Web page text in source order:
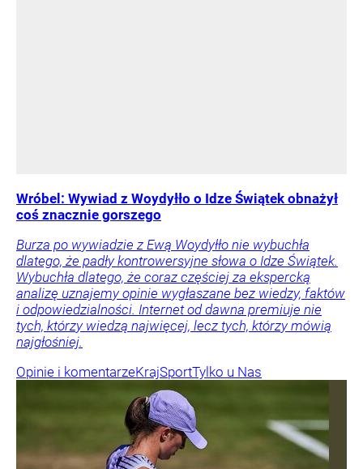
Wróbel: Wywiad z Woydyłło o Idze Świątek obnażył
coś znacznie gorszego
Burza po wywiadzie z Ewą Woydyłło nie wybuchła
dlatego, że padły kontrowersyjne słowa o Idze Świątek.
Wybuchła dlatego, że coraz częściej za ekspercką
analizę uznajemy opinie wygłaszane bez wiedzy, faktów
i odpowiedzialności. Internet od dawna premiuje nie
tych, którzy wiedzą najwięcej, lecz tych, którzy mówią
najgłośniej.
Opinie i komentarzeKrajSportTylko u Nas